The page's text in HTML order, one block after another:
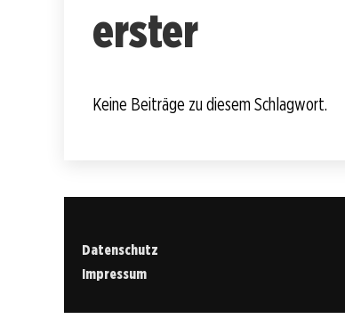
erster
Keine Beiträge zu diesem Schlagwort.
Datenschutz
Impressum